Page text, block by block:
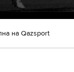
на Qazsport